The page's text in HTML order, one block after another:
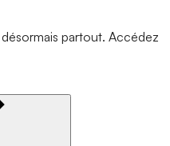
partout. Accédez